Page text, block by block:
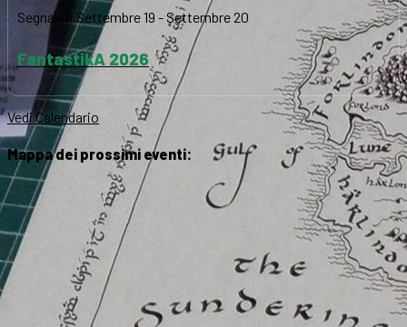
Segnalati Settembre 19 - Settembre 20
FantastikA 2026
Vedi Calendario
Mappa dei prossimi eventi: